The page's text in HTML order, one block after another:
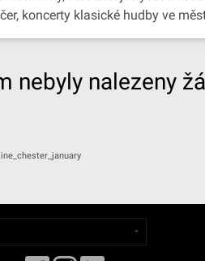
koncerty klasické hudby ve
nebyly nalezeny